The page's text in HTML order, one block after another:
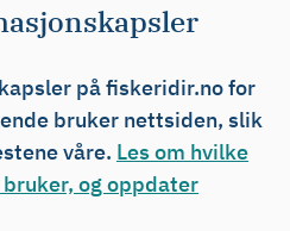
på fiskeridir.no for
bruker nettsiden, slik
våre. Les om hvilke
og oppdater